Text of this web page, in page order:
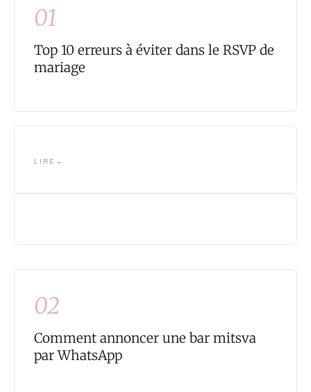
01
Top 10 erreurs à éviter dans le RSVP de
mariage
LIRE
02
Comment annoncer une bar mitsva
par WhatsApp